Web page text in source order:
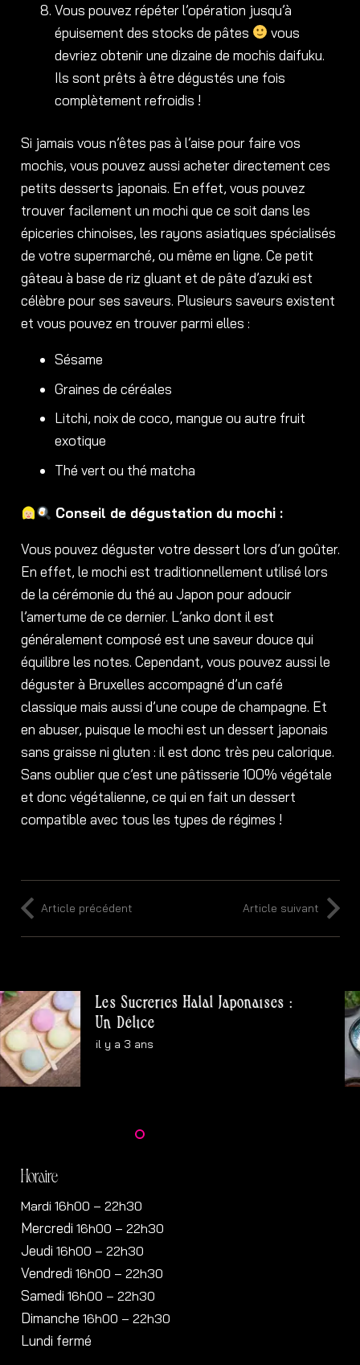
Vous pouvez répéter l’opération jusqu’à
épuisement des stocks de pâtes
vous
devriez obtenir une dizaine de mochis daifuku.
Ils sont prêts à être dégustés une fois
complètement refroidis !
Si jamais vous n’êtes pas à l’aise pour faire vos
mochis, vous pouvez aussi acheter directement ces
petits desserts japonais. En effet, vous pouvez
trouver facilement un mochi que ce soit dans les
épiceries chinoises, les rayons asiatiques spécialisés
de votre supermarché, ou même en ligne. Ce petit
gâteau à base de riz gluant et de pâte d’azuki est
célèbre pour ses saveurs. Plusieurs saveurs existent
et vous pouvez en trouver parmi elles :
Sésame
Graines de céréales
Litchi, noix de coco, mangue ou autre fruit
exotique
Thé vert ou thé matcha
Conseil de dégustation du mochi :
Vous pouvez déguster votre dessert lors d’un goûter.
En effet, le mochi est traditionnellement utilisé lors
de la cérémonie du thé au Japon pour adoucir
l’amertume de ce dernier. L’anko dont il est
généralement composé est une saveur douce qui
équilibre les notes. Cependant, vous pouvez aussi le
déguster à Bruxelles accompagné d’un café
classique mais aussi d’une coupe de champagne. Et
en abuser, puisque le mochi est un dessert japonais
sans graisse ni gluten : il est donc très peu calorique.
Sans oublier que c’est une pâtisserie 100% végétale
et donc végétalienne, ce qui en fait un dessert
compatible avec tous les types de régimes !
Article précédent Article suivant
Les Sucreries Halal Japonaises :
Un Délice
il y a 3 ans
Horaire
Mardi 16h00 – 22h30
Mercredi 16h00 – 22h30
Jeudi 16h00 – 22h30
Vendredi 16h00 – 22h30
Samedi 16h00 – 22h30
Dimanche 16h00 – 22h30
Lundi fermé